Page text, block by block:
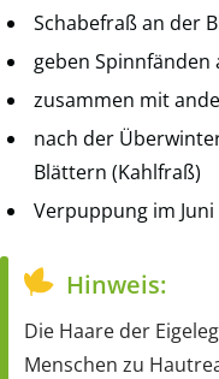
Schabefraß an der
geben Spinnfänden
zusammen mit
nach der
Blättern (Kahlfraß)
Verpuppung im
Hinweis:
Die Haare der
Menschen zu